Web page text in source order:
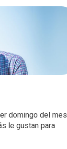
domingo del mes
le gustan para